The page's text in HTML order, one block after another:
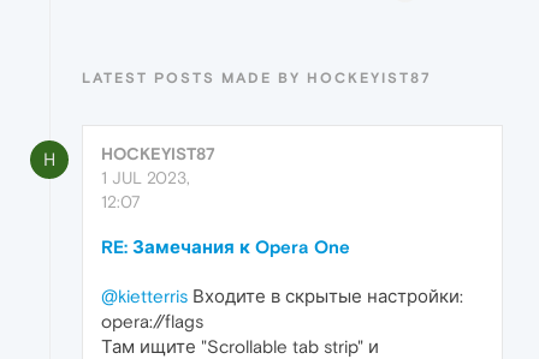
LATEST POSTS MADE BY HOCKEYIST87
H
HOCKEYIST87
1 JUL 2023,
12:07
RE: Замечания к Opera One
@kietterris Входите в скрытые настройки:
opera://flags
Там ищите "Scrollable tab strip" и